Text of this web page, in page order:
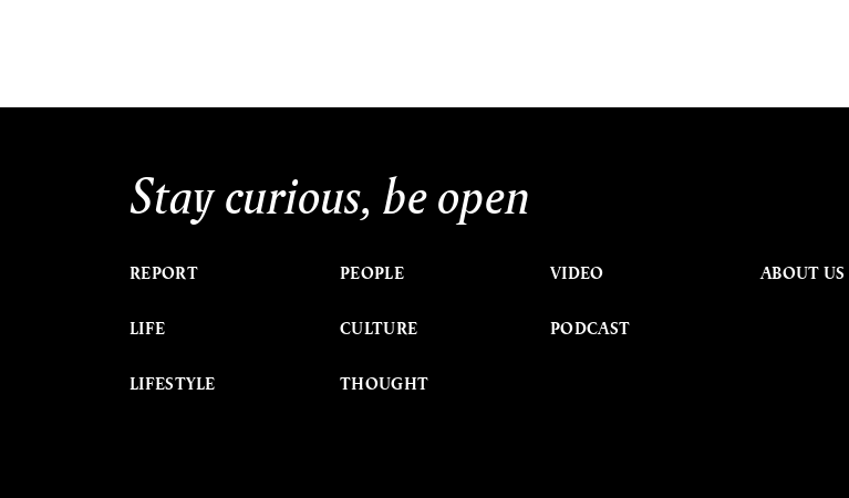
Stay curious, be open
REPORT
LIFE
LIFESTYLE
PEOPLE
CULTURE
THOUGHT
VIDEO
PODCAST
ABOUT US